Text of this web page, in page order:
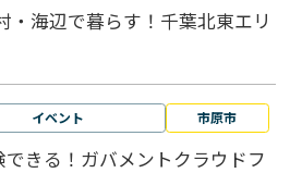
・海辺で暮らす！千葉北東エリ
イベント 市原市
きる！ガバメントクラウドフ